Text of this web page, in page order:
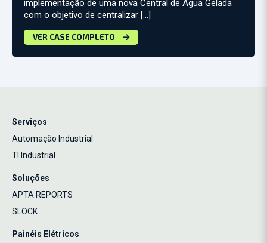
implementação de uma nova Central de Água Gelada
com o objetivo de centralizar […]
VER CASE COMPLETO
Serviços
Automação Industrial
TI Industrial
Soluções
APTA REPORTS
SLOCK
Painéis Elétricos